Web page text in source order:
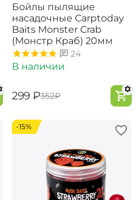
Бойлы пылящие
насадочные Carptoday
Baits Monster Crab
(Монстр Краб) 20мм
24
В наличии
‍299‍ ₽‍352‍₽
-15%